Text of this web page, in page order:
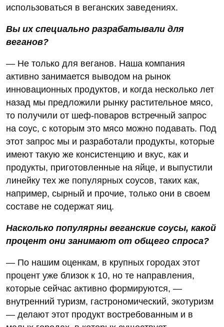
использоваться в веганских заведениях.
Вы их специально разрабатывали для
веганов?
— Не только для веганов. Наша компания
активно занимается выводом на рынок
инновационных продуктов, и когда несколько лет
назад мы предложили рынку растительное мясо,
то получили от шеф-поваров встречный запрос
на соус, с которым это мясо можно подавать. Под
этот запрос мы и разработали продукты, которые
имеют такую же консистенцию и вкус, как и
продукты, приготовленные на яйце, и выпустили
линейку тех же популярных соусов, таких как,
например, сырный и прочие, только они в своем
составе не содержат яиц.
Насколько популярны веганские соусы, какой
процент они занимают от общего спроса?
— По нашим оценкам, в крупных городах этот
процент уже близок к 10, но те направления,
которые сейчас активно формируются, —
внутренний туризм, гастрономический, экотуризм
— делают этот продукт востребованным и в